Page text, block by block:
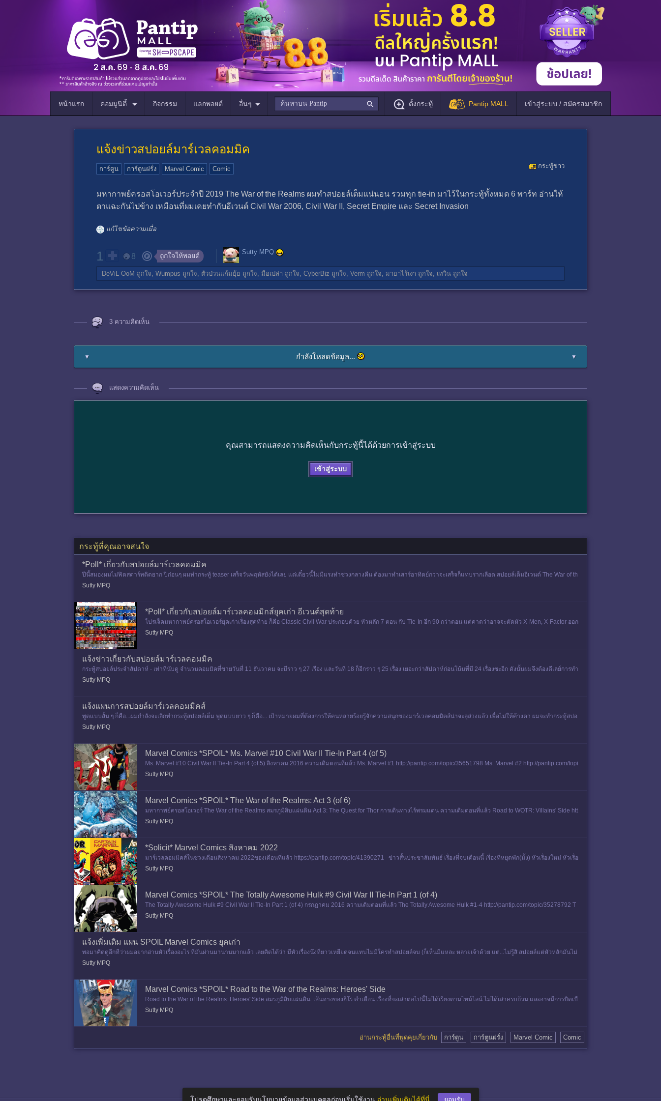
หน้าแรก คอมมูนิตี้ กิจกรรม แลกพอยต์ อื่นๆ ตั้งกระทู้ Pantip MALL เข้าสู่ระบบ / สมัครสมาชิก
แจ้งข่าวสปอยล์มาร์เวลคอมมิค
กระทู้ข่าว
การ์ตูน การ์ตูนฝรั่ง Marvel Comic Comic
มหากาพย์ครอสโอเวอร์ประจำปี 2019 The War of the Realms ผมทำสปอยล์เต็มแน่นอน รวมทุก tie-in มาไว้ในกระทู้ทั้งหมด 6 พาร์ท อ่านให้
ตาแฉะกันไปข้าง เหมือนที่ผมเคยทำกับอีเวนต์ Civil War 2006, Civil War II, Secret Empire และ Secret Invasion
แก้ไขข้อความเมื่อ
1 8 ถูกใจให้พอยต์ Sutty MPQ
DeViL OoM ถูกใจ, Wumpus ถูกใจ, ตัวป่วนแก้มยุ้ย ถูกใจ, มือเปล่า ถูกใจ, CyberBiz ถูกใจ, Verm ถูกใจ, มายาไร้เงา ถูกใจ, เทวิน ถูกใจ
3 ความคิดเห็น
▼ กำลังโหลดข้อมูล... ▼
แสดงความคิดเห็น
คุณสามารถแสดงความคิดเห็นกับกระทู้นี้ได้ด้วยการเข้าสู่ระบบ
เข้าสู่ระบบ
กระทู้ที่คุณอาจสนใจ
*Poll* เกี่ยวกับสปอยล์มาร์เวลคอมมิค
ปีนี้สมองผมไม่ฟิตสตาร์ทติดยาก ปีก่อนๆ ผมทำกระทู้ teaser เสร็จวันพฤหัสยังได้เลย แต่เดี๋ยวนี้ไม่มีแรงทำช่วงกลางคืน ต้องมาทำเสาร์อาทิตย์กว่าจะเสร็จก็แทบรากเลือด สปอยล์เต็มอีเวนต์ The War of th
e Realms ตอ
Sutty MPQ
*Poll* เกี่ยวกับสปอยล์มาร์เวลคอมมิกส์ยุคเก่า อีเวนต์สุดท้าย
โปรเจ็คมหากาพย์ครอสโอเวอร์ยุคเก่าเรื่องสุดท้าย ก็คือ Classic Civil War ประกอบด้วย หัวหลัก 7 ตอน กับ Tie-In อีก 90 กว่าตอน แต่คาดว่าอาจจะตัดหัว X-Men, X-Factor ออก
ล่ะมั้ง เหมือนมันไม่ค่อยจะเกี่ย
Sutty MPQ
แจ้งข่าวเกี่ยวกับสปอยล์มาร์เวลคอมมิค
กระทู้สปอยล์ประจำสัปดาห์ - เท่าที่นับดู จำนวนคอมมิคที่ขายวันที่ 11 ธันวาคม จะมีราว ๆ 27 เรื่อง และวันที่ 18 ก็อีกราว ๆ 25 เรื่อง เยอะกว่าสัปดาห์ก่อนโน้นที่มี 24 เรื่องซะอีก ดังนั้นผมจึงต้องดีเลย์การทำ
Sutty MPQ
แจ้งแผนการสปอยล์มาร์เวลคอมมิคส์
พูดแบบสั้น ๆ ก็คือ...ผมกำลังจะเลิกทำกระทู้สปอยล์เต็ม พูดแบบยาว ๆ ก็คือ... เป้าหมายผมที่ต้องการให้คนหลายร้อยรู้จักความสนุกของมาร์เวลคอมมิคส์น่าจะลุล่วงแล้ว เพื่อไม่ให้ค้างคา ผมจะทำกระทู้สปอ
ยล์เต็มแต
Sutty MPQ
Marvel Comics *SPOIL* Ms. Marvel #10 Civil War II Tie-In Part 4 (of 5)
Ms. Marvel #10 Civil War II Tie-In Part 4 (of 5) สิงหาคม 2016 ความเดิมตอนที่แล้ว Ms. Marvel #1 http://pantip.com/topic/35651798 Ms. Marvel #2 http://pantip.com/topi
c/35658072 Ms. Marvel #3 http:
Sutty MPQ
Marvel Comics *SPOIL* The War of the Realms: Act 3 (of 6)
มหากาพย์ครอสโอเวอร์ The War of the Realms สมรภูมิสิบแผ่นดิน Act 3: The Quest for Thor การเดินทางไร้พรมแดน ความเดิมตอนที่แล้ว Road to WOTR: Villains' Side htt
ps://pantip.com/topic/38820890 Road to
Sutty MPQ
*Solicit* Marvel Comics สิงหาคม 2022
มาร์เวลคอมมิคส์ในช่วงเดือนสิงหาคม 2022ของเดือนที่แล้ว https://pantip.com/topic/41390271 ข่าวสั้นประชาสัมพันธ์ เรื่องที่จบเดือนนี้ เรื่องที่หยุดพัก(มั้ง) หัวเรื่องใหม่ หัวเรื่อ
งที่มาหลา
Sutty MPQ
Marvel Comics *SPOIL* The Totally Awesome Hulk #9 Civil War II Tie-In Part 1 (of 4)
The Totally Awesome Hulk #9 Civil War II Tie-In Part 1 (of 4) กรกฎาคม 2016 ความเดิมตอนที่แล้ว The Totally Awesome Hulk #1-4 http://pantip.com/topic/35278792 T
he Totally Awesome Hulk #5 http://p
Sutty MPQ
แจ้งเพิ่มเติม แผน SPOIL Marvel Comics ยุคเก่า
พอมาคิดดูอีกทีว่าผมอยากอ่านหัวเรื่องอะไร ที่มันผ่านมานานมากแล้ว เลยคิดได้ว่า มีหัวเรื่องนึงที่ยาวเหยียดจนแทบไม่มีใครทำสปอยล์จบ (ก็เห็นมีแหละ หลายเจ้าด้วย แต่...ไม่รู้สิ สปอยล์แต่หัวหลักมันไม่
รู้เรื่อง
Sutty MPQ
Marvel Comics *SPOIL* Road to the War of the Realms: Heroes' Side
Road to the War of the Realms: Heroes' Side สมรภูมิสิบแผ่นดิน: เส้นทางของฮีโร่ คำเตือน เรื่องที่จะเล่าต่อไปนี้ไม่ได้เรียงตามไทม์ไลน์ ไม่ได้เล่าครบถ้วน และอาจมีการบิดเบื
อนเพื่อความสะดวกของผม
Sutty MPQ
อ่านกระทู้อื่นที่พูดคุยเกี่ยวกับ การ์ตูน การ์ตูนฝรั่ง Marvel Comic Comic